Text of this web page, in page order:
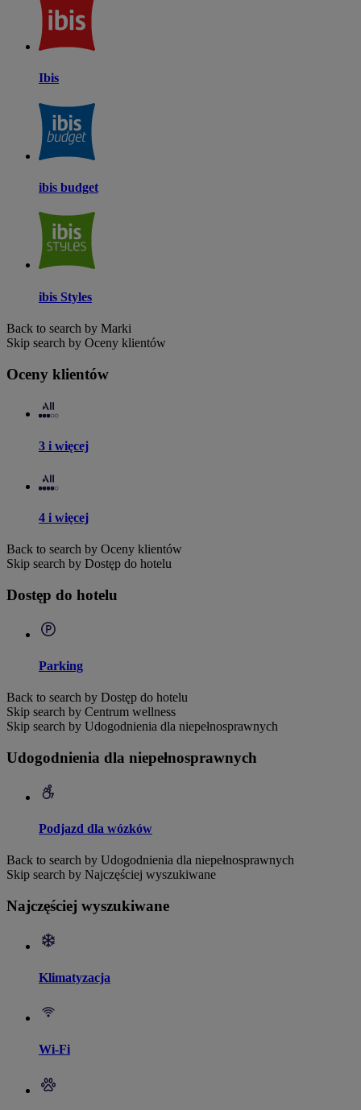
Ibis
ibis budget
ibis Styles
Back to search by Marki
Skip search by Oceny klientów
Oceny klientów
3 i więcej
4 i więcej
Back to search by Oceny klientów
Skip search by Dostęp do hotelu
Dostęp do hotelu
Parking
Back to search by Dostęp do hotelu
Skip search by Centrum wellness
Skip search by Udogodnienia dla niepełnosprawnych
Udogodnienia dla niepełnosprawnych
Podjazd dla wózków
Back to search by Udogodnienia dla niepełnosprawnych
Skip search by Najczęściej wyszukiwane
Najczęściej wyszukiwane
Klimatyzacja
Wi-Fi